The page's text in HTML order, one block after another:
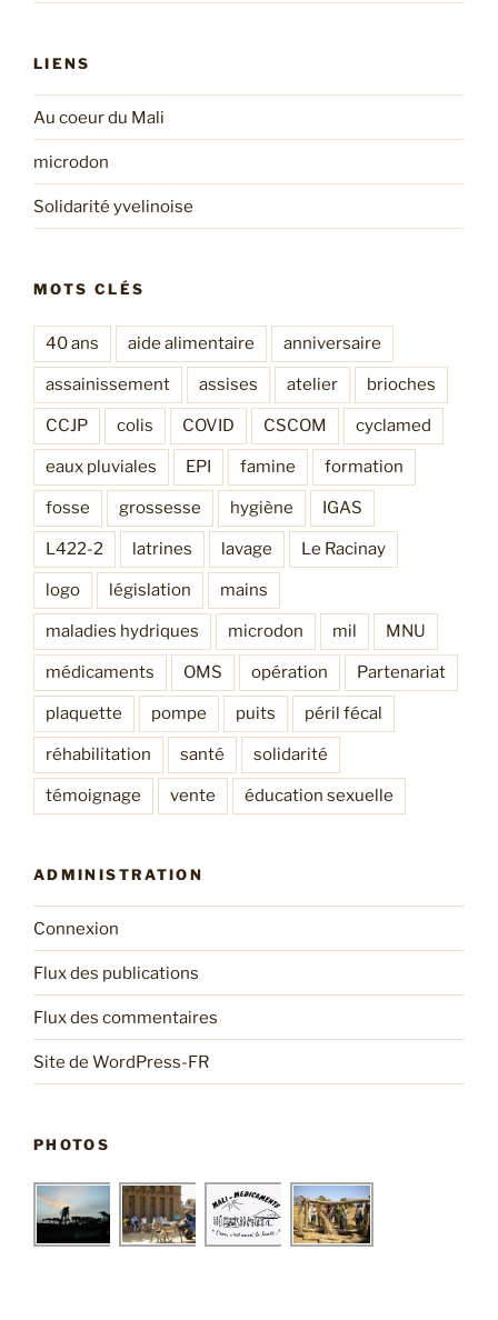
LIENS
Au coeur du Mali
microdon
Solidarité yvelinoise
MOTS CLÉS
40 ans aide alimentaire anniversaire
assainissement assises atelier brioches
CCJP colis COVID CSCOM cyclamed
eaux pluviales EPI famine formation
fosse grossesse hygiène IGAS
L422-2 latrines lavage Le Racinay
logo législation mains
maladies hydriques microdon mil MNU
médicaments OMS opération Partenariat
plaquette pompe puits péril fécal
réhabilitation santé solidarité
témoignage vente éducation sexuelle
ADMINISTRATION
Connexion
Flux des publications
Flux des commentaires
Site de WordPress-FR
PHOTOS